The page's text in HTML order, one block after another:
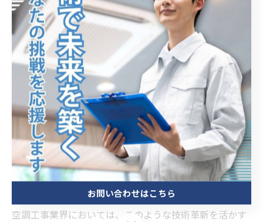
空調設備のスマート化は、業務効率向上と快適な室内環
境の両立に大きく貢献しています。従来の空調システム
では手動操作や単純なタイマー制御が中心であったた
め、運用効率やエネルギー管理に課題がありました。し
かし、IoT技術と各種センサーの活用により、温度や湿
度、CO2濃度などの環境データをリアルタイムで取得・
分析し、システムを自動最適化することが可能になりま
した。これにより無駄な運転を削減し、消費電力を抑え
つつ快適性を維持できます。さらに、遠隔モニタリング
や故障予知機能の導入でメンテナンス効率も向上し、工
事現場や運用管理の作業負担軽減が期待されています。
空調工事業界においては、このような技術革新を活かす
お問い合わせはこちら